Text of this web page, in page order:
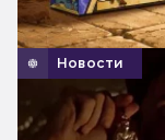
Новости